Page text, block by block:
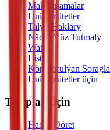
Maksatnamalar
Uniwersitetler
Talyp Haklary
Nädip Ýüz Tutmaly
Watch
Listen
Köp Sorulýan
Uniwersitetler üçin
Talyplar Üçin
Hasap Döret